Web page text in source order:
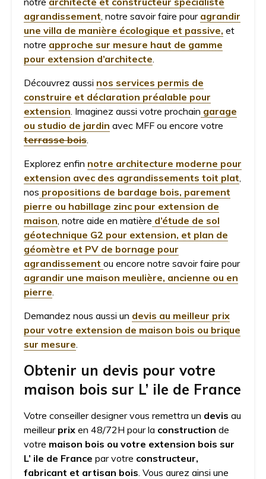
agrandissement , notre savoir faire pour agrandir
une villa de manière écologique et passive, et
notre approche sur mesure haut de gamme
pour extension d’architecte
Découvrez aussi nos services permis de
construire et déclaration préalable pour
extension . Imaginez aussi votre prochain garage
ou studio de jardin avec MFF ou encore votre
terrasse bois
Explorez enfin notre architecture moderne pour
extension avec des agrandissements toit plat
nos propositions de bardage bois, parement
pierre ou habillage zinc pour extension de
maison , notre aide en matière d’étude de sol
géotechnique G2 pour extension, et plan de
géomètre et PV de bornage pour
agrandissement ou encore notre savoir faire pour
agrandir une maison meulière, ancienne ou en
pierre
Demandez nous aussi un devis au meilleur prix
pour votre extension de maison bois ou brique
sur mesure
Obtenir un devis pour votre
maison bois sur L’ ile de France
Votre conseiller designer vous remettra un devis au
meilleur prix en 48/72H pour la construction de
votre maison bois ou votre extension bois sur
L’ ile de France par votre constructeur,
fabricant et artisan bois . Vous aurez ainsi une